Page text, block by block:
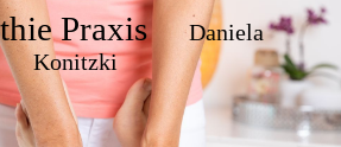
PraxisDaniela
Konitzki